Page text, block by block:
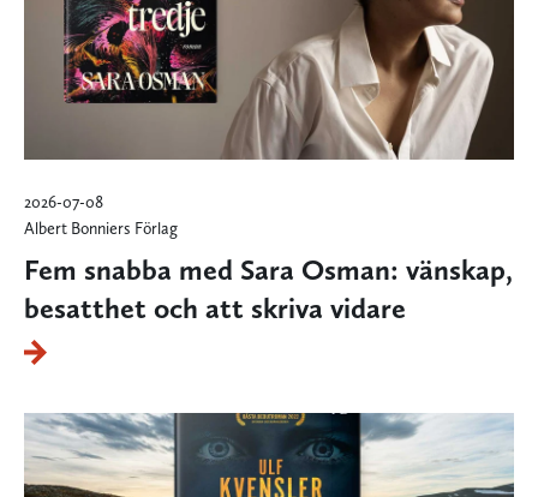
2026-07-08
Albert Bonniers Förlag
Fem snabba med Sara Osman: vänskap,
besatthet och att skriva vidare